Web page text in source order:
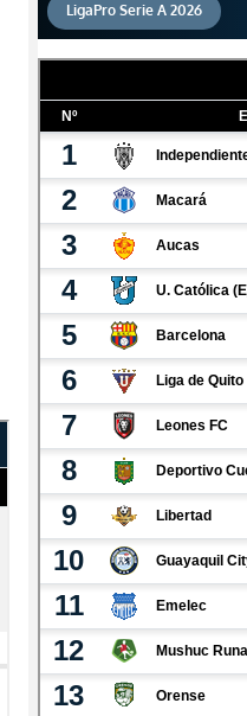
LigaPro Serie A 2026